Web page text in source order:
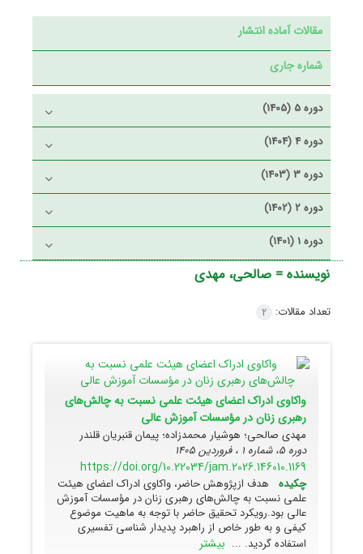
مقالات آماده انتشار
شماره جاری
دوره 5 (1405)
دوره 4 (1404)
دوره 3 (1403)
دوره 2 (1402)
دوره 1 (1401)
نویسنده = صالحی، مهدی
تعداد مقالات: 2
واکاوی ادراک اعضای هیئت علمی نسبت به چالش‌های
رهبری زنان در مؤسسات آموزش عالی
مهدی صالحی؛ هوشیار محمدزاده؛ پیمان قنبریان قلندر
دوره 5، شماره 1 ، فروردین 1405
https://doi.org/10.22034/jam.2026.146010.1169
چکیده
هدف ازپژوهش حاضر، واکاوی ادراک اعضای هیئت
علمی نسبت به چالش‌های رهبری زنان در مؤسسات آموزش
عالی بود.رویکرد تحقیق حاضر با توجه به ماهیت موضوع
کیفی و به طور خاص از راهبرد پدیدار شناسی تفسیری
استفاده گردید. ... بیشتر